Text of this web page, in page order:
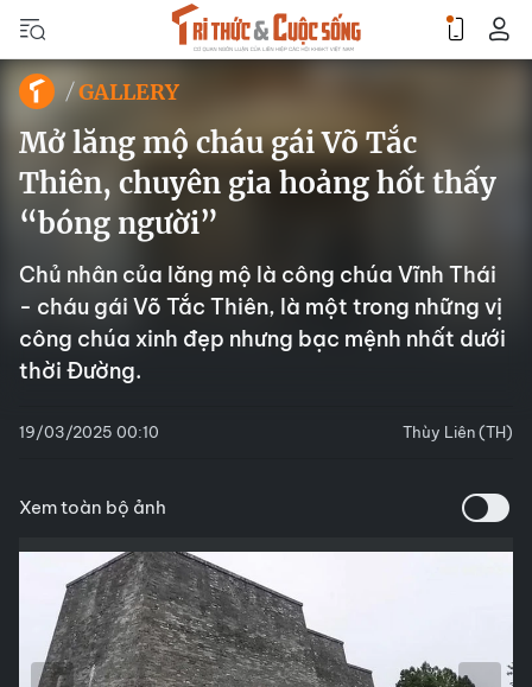
GALLERY
Mở lăng mộ cháu gái Võ Tắc
Thiên, chuyên gia hoảng hốt thấy
“bóng người”
Chủ nhân của lăng mộ là công chúa Vĩnh Thái
- cháu gái Võ Tắc Thiên, là một trong những vị
công chúa xinh đẹp nhưng bạc mệnh nhất dưới
thời Đường.
19/03/2025 00:10 Thùy Liên (TH)
Xem toàn bộ ảnh